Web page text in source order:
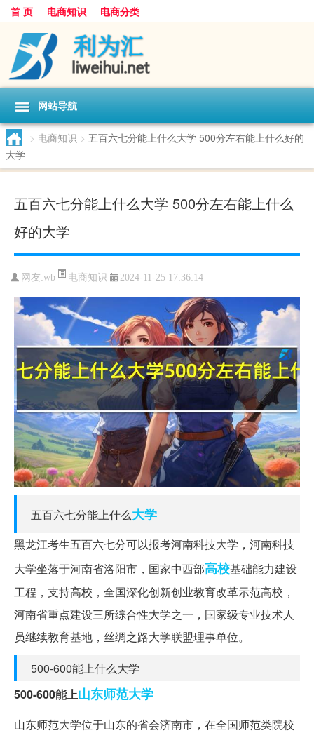
首 页 电商知识 电商分类
网站导航
> 电商知识 > 五百六七分能上什么大学 500分左右能上什么好的
大学
五百六七分能上什么大学 500分左右能上什么
好的大学
网友:wb 电商知识 2024-11-25 17:36:14
五百六七分能上什么大学
黑龙江考生五百六七分可以报考河南科技大学，河南科技
大学坐落于河南省洛阳市，国家中西部高校基础能力建设
工程，支持高校，全国深化创新创业教育改革示范高校，
河南省重点建设三所综合性大学之一，国家级专业技术人
员继续教育基地，丝绸之路大学联盟理事单位。
500-600能上什么大学
500-600能上山东师范大学
山东师范大学位于山东的省会济南市，在全国师范类院校